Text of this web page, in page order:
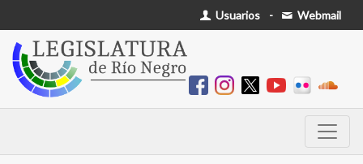
Usuarios - Webmail